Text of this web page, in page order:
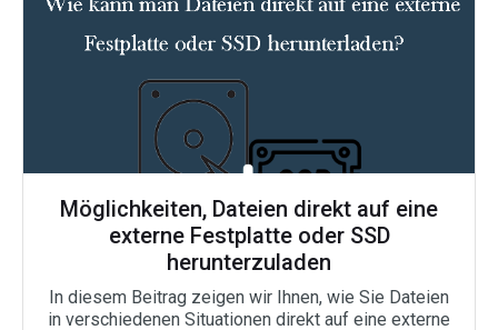
Möglichkeiten, Dateien direkt auf eine
externe Festplatte oder SSD
herunterzuladen
In diesem Beitrag zeigen wir Ihnen, wie Sie Dateien
in verschiedenen Situationen direkt auf eine externe